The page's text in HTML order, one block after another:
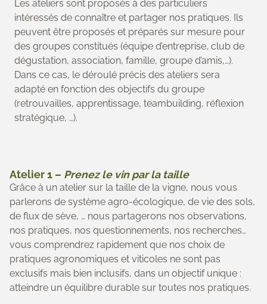
Les ateliers sont proposés à des particuliers
intéressés de connaître et partager nos pratiques. Ils
peuvent être proposés et préparés sur mesure pour
des groupes constitués (équipe d’entreprise, club de
dégustation, association, famille, groupe d’amis,…).
Dans ce cas, le déroulé précis des ateliers sera
adapté en fonction des objectifs du groupe
(retrouvailles, apprentissage, teambuilding, réflexion
stratégique, …).
Atelier 1 – Prenez le vin par la taille
Grâce à un atelier sur la taille de la vigne, nous vous
parlerons de système agro-écologique, de vie des sols,
de flux de sève, … nous partagerons nos observations,
nos pratiques, nos questionnements, nos recherches…
vous comprendrez rapidement que nos choix de
pratiques agronomiques et viticoles ne sont pas
exclusifs mais bien inclusifs, dans un objectif unique :
atteindre un équilibre durable sur toutes nos pratiques.